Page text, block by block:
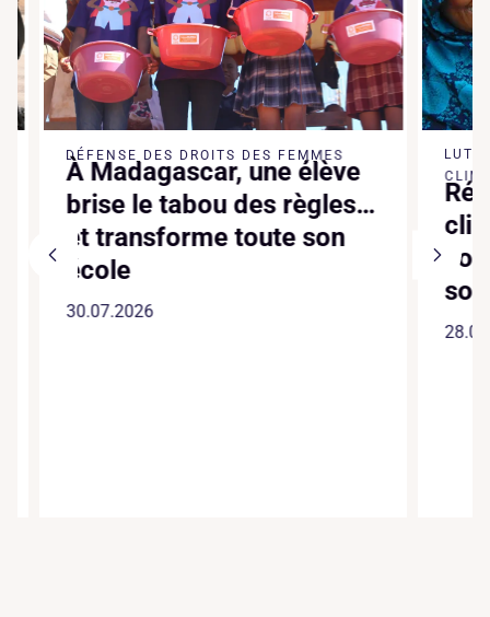
DÉFENSE DES DROITS DES FEMMES
À Madagascar, une élève
brise le tabou des règles…
et transforme toute son
école
30.07.2026
LUTTE